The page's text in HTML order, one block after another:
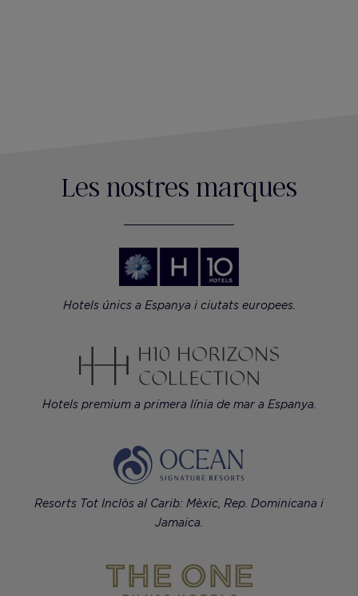
Les nostres marques
Hotels únics a Espanya i ciutats europees.
Hotels premium a primera línia de mar a Espanya.
Resorts Tot Inclòs al Carib: Mèxic, Rep. Dominicana i
Jamaica.